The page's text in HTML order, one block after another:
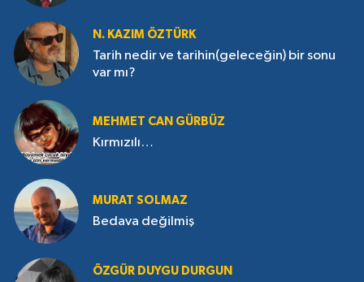
N. KAZIM ÖZTÜRK
Tarih nedir ve tarihin(geleceğin) bir sonu
var mı?
MEHMET CAN GÜRBÜZ
Kırmızılı…
MURAT SOLMAZ
Bedava değilmiş
ÖZGÜR DUYGU DURGUN